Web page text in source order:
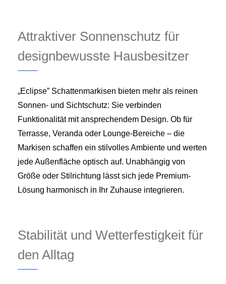
Attraktiver Sonnenschutz für
designbewusste Hausbesitzer
„Eclipse” Schattenmarkisen bieten mehr als reinen
Sonnen- und Sichtschutz: Sie verbinden
Funktionalität mit ansprechendem Design. Ob für
Terrasse, Veranda oder Lounge-Bereiche – die
Markisen schaffen ein stilvolles Ambiente und werten
jede Außenfläche optisch auf. Unabhängig von
Größe oder Stilrichtung lässt sich jede Premium-
Lösung harmonisch in Ihr Zuhause integrieren.
Stabilität und Wetterfestigkeit für
den Alltag